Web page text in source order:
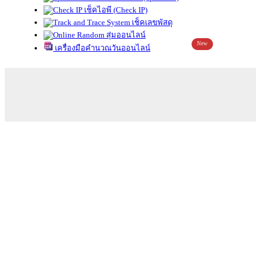
เช็คไอพี (Check IP)
เช็คเลขพัสดุ
สุ่มออนไลน์
เครื่องมือคำนวณวันออนไลน์
New